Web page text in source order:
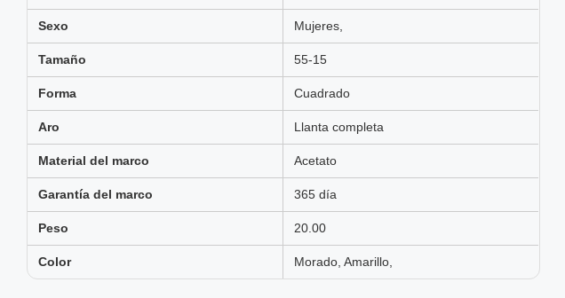
Sexo Mujeres,
Tamaño 55-15
Forma Cuadrado
Aro Llanta completa
Material del marco Acetato
Garantía del marco 365 día
Peso 20.00
Color Morado, Amarillo,